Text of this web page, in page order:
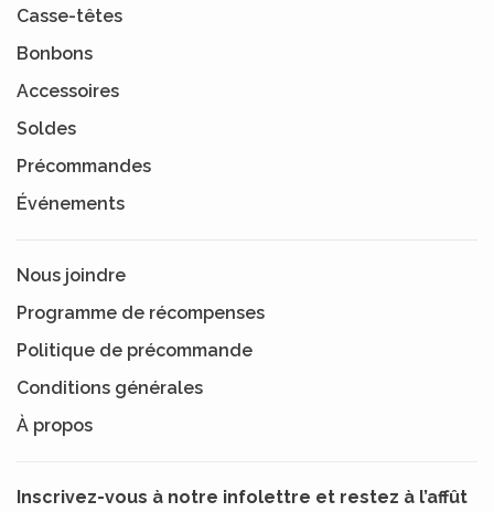
Casse-têtes
Bonbons
Accessoires
Soldes
Précommandes
Événements
Nous joindre
Programme de récompenses
Politique de précommande
Conditions générales
À propos
Inscrivez-vous à notre infolettre et restez à l’affût